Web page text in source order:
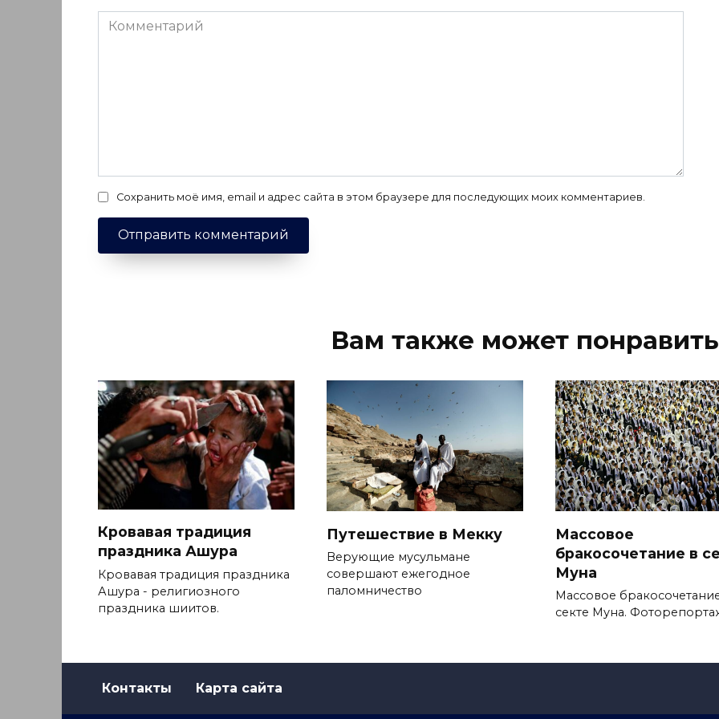
Комментарий
Сохранить моё имя, email и адрес сайта в этом браузере для последующих моих комментариев.
Вам также может
Кровавая традиция
праздника Ашура
Кровавая традиция праздника
Ашура - религиозного
праздника шиитов.
Путешествие в Мекку
Верующие мусульмане
совершают ежегодное
паломничество
Массовое
бракосочетание в
Муна
Массовое
секте Муна.
Контакты Карта сайта